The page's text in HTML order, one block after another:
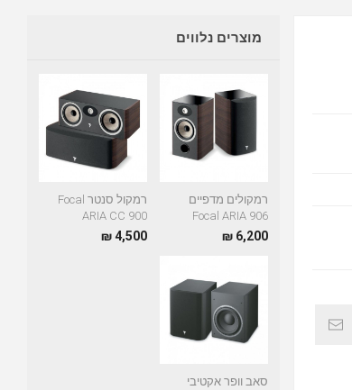
מוצרים נלווים
רמקולים מדפיים
Focal ARIA 906
6,200 ₪
רמקול סנטר Focal
ARIA CC 900
4,500 ₪
סאב וופר אקטיבי